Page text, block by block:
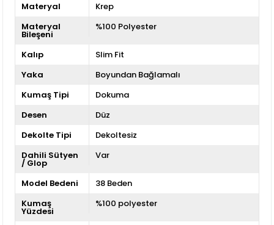
Materyal
Krep
Materyal
Bileşeni
%100 Polyester
Kalıp
Slim Fit
Yaka
Boyundan Bağlamalı
Kumaş Tipi
Dokuma
Desen
Düz
Dekolte Tipi
Dekoltesiz
Dahili Sütyen
/ Glop
Var
Model Bedeni
38 Beden
Kumaş
Yüzdesi
%100 polyester